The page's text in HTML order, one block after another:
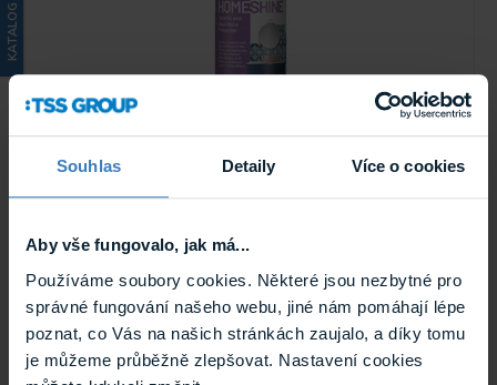
Souhlas Detaily Více o cookies
Aby vše fungovalo, jak má...
Používáme soubory cookies. Některé jsou nezbytné pro
správné fungování našeho webu, jiné nám pomáhají lépe
poznat, co Vás na našich stránkách zaujalo, a díky tomu
je můžeme průběžně zlepšovat. Nastavení cookies
KATALOG
pro keramiku a sklo, 150ml
Nasiol HOMESHINE poskytuje ochranu keramickým a
HOMESHINE